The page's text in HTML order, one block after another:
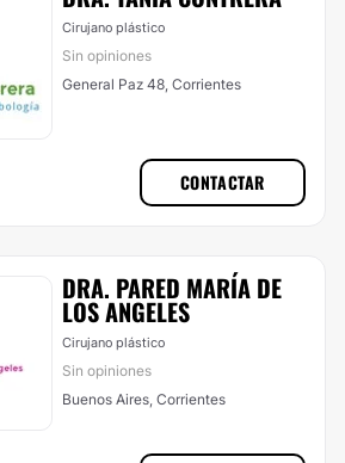
Cirujano plástico
Sin opiniones
General Paz 48, Corrientes
CONTACTAR
DRA. PARED MARÍA DE
LOS ANGELES
Cirujano plástico
Sin opiniones
Buenos Aires, Corrientes